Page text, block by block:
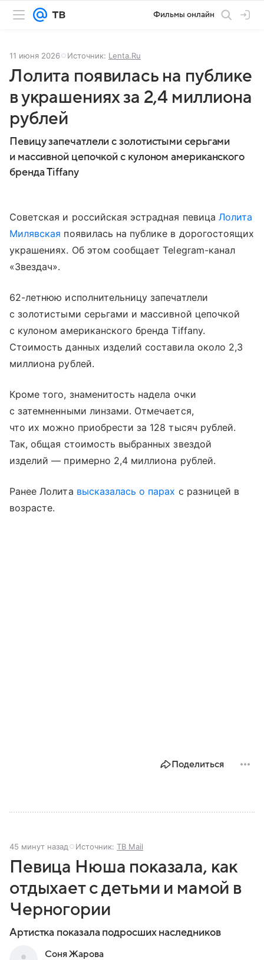
Фильмы онлайн
11 июня 2026 Источник: Lenta.Ru
Лолита появилась на публике
в украшениях за 2,4 миллиона
рублей
Певицу запечатлели с золотистыми серьгами
и массивной цепочкой с кулоном американского
бренда Tiffany
Советская и российская эстрадная певица Лолита
Милявская появилась на публике в дорогостоящих
украшениях. Об этом сообщает Telegram-канал
«Звездач».
62-летнюю исполнительницу запечатлели
с золотистыми серьгами и массивной цепочкой
с кулоном американского бренда Tiffany.
Стоимость данных изделий составила около 2,3
миллиона рублей.
Кроме того, знаменитость надела очки
с затемненными линзами. Отмечается,
что их можно приобрести за 128 тысяч рублей.
Так, общая стоимость выбранных звездой
изделий — примерно 2,4 миллиона рублей.
Ранее Лолита высказалась о парах с разницей в
возрасте.
Поделиться
45 минут назад Источник: ТВ Mail
Певица Нюша показала, как
отдыхает с детьми и мамой в
Черногории
Артистка показала подросших наследников
Соня Жарова